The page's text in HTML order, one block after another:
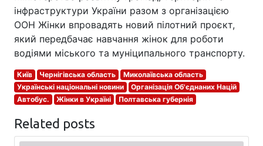
інфраструктури України разом з організацією
ООН Жінки впровадять новий пілотний проєкт,
який передбачає навчання жінок для роботи
водіями міського та муніципального транспорту.
Київ Чернігівська область
Миколаївська область
Українські національні новини
Організація Об'єднаних Націй
Автобус.
Жінки в Україні Полтавська губернія
Related posts